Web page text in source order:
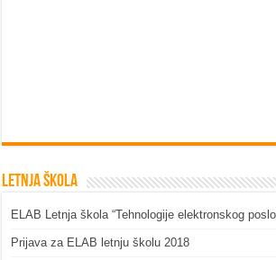
Letnja škola
ELAB Letnja škola “Tehnologije elektronskog
Prijava za ELAB letnju školu 2018